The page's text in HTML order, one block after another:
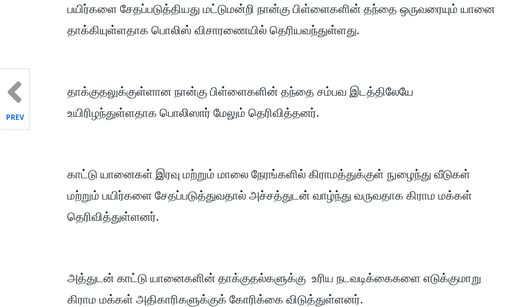
பயிர்களை சேதப்படுத்தியது மட்டுமன்றி நான்கு பிள்ளைகளின் தந்தை ஒருவரையும் யானை
தாக்கியுள்ளதாக பொலிஸ் விசாரணையில் தெரியவந்துள்ளது.
தாக்குதலுக்குள்ளான நான்கு பிள்ளைகளின் தந்தை சம்பவ இடத்திலேயே
உயிரிழந்துள்ளதாக பொலிஸார் மேலும் தெரிவித்தனர்.
காட்டு யானைகள் இரவு மற்றும் மாலை நேரங்களில் கிராமத்துக்குள் நுழைந்து வீடுகள்
மற்றும் பயிர்களை சேதப்படுத்துவதால் அச்சத்துடன் வாழ்ந்து வருவதாக கிராம மக்கள்
தெரிவித்துள்ளனர்.
அத்துடன் காட்டு யானைகளின் தாக்குதல்களுக்கு உரிய நடவடிக்கைகளை எடுக்குமாறு
கிராம மக்கள் அதிகாரிகளுக்குக் கோரிக்கை விடுத்துள்ளனர்.
PREV